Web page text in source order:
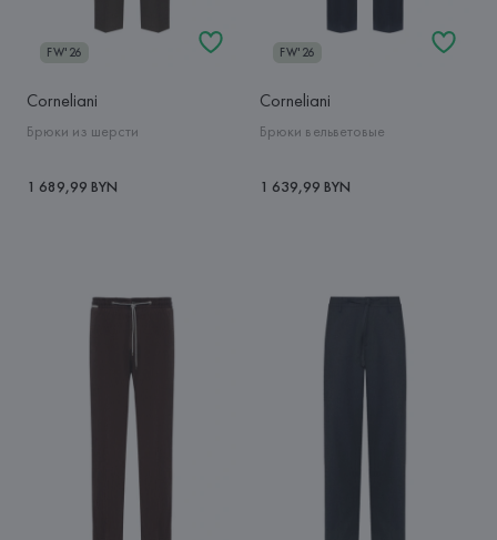
FW'26
Corneliani
Брюки из шерсти
1 689,99 BYN
FW'26
Corneliani
Брюки вельветовые
1 639,99 BYN